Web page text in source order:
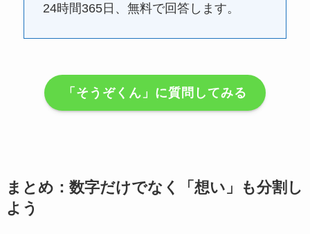
24時間365日、無料で回答します。
「そうぞくん」に質問してみる
まとめ：数字だけでなく「想い」も分割し
よう